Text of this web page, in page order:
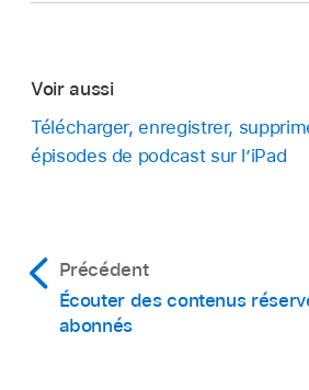
Voir aussi
Télécharger, enregistrer,
épisodes de podcast sur l’iPad
Précédent
Écouter des contenus
abonnés